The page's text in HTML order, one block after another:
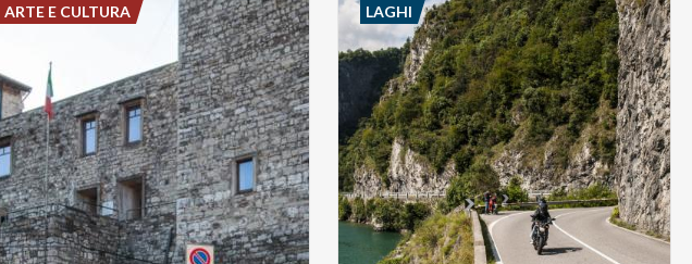
ARTE E CULTURA LAGHI